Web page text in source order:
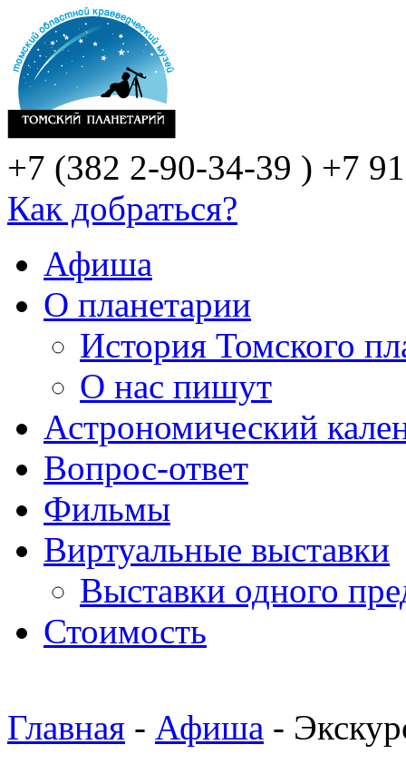
+7 (382 2-90-34-39 ) +7
Как добраться?
Афиша
О планетарии
История Томского
О нас пишут
Астрономический
Вопрос-ответ
Фильмы
Виртуальные выставки
Выставки одного
Стоимость
Главная - Афиша -